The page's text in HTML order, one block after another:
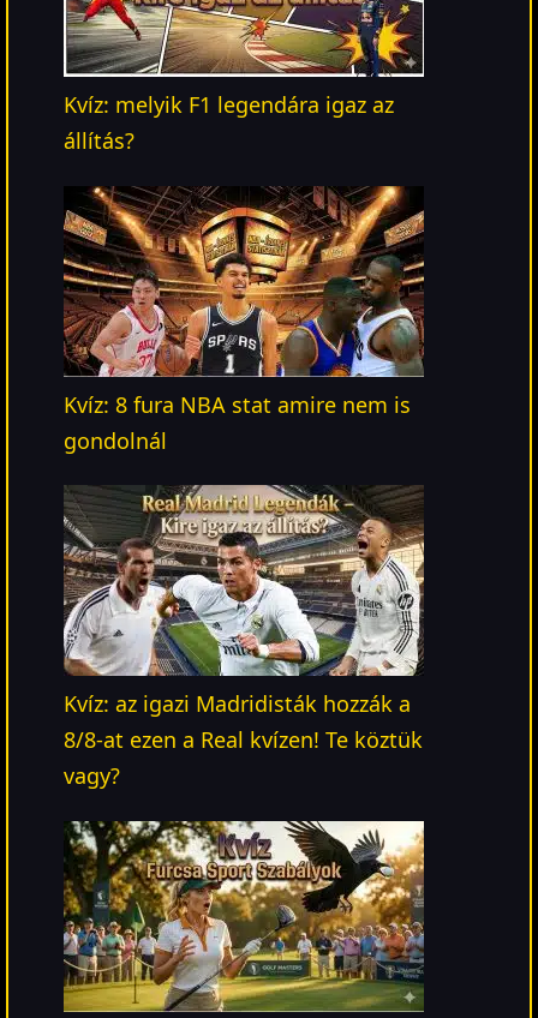
Kvíz: melyik F1 legendára igaz az
állítás?
Kvíz: 8 fura NBA stat amire nem is
gondolnál
Kvíz: az igazi Madridisták hozzák a
8/8-at ezen a Real kvízen! Te köztük
vagy?